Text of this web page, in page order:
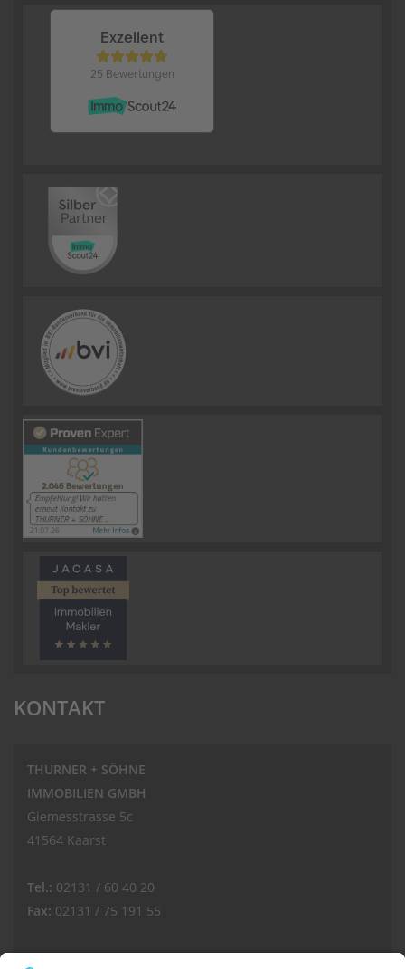
KONTAKT
THURNER + SÖHNE
IMMOBILIEN GMBH
Giemesstrasse 5c
41564 Kaarst
Tel.: 02131 / 60 40 20
Fax: 02131 / 75 191 55
E-Mail: